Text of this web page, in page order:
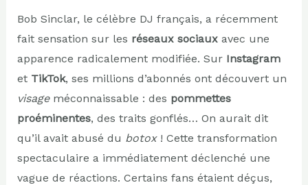
Bob Sinclar, le célèbre DJ français, a récemment
fait sensation sur les réseaux sociauxavec une
apparence radicalement modifiée. Sur Instagram
et TikTok, ses millions d’abonnés ont découvert un
visageméconnaissable : des pommettes
proéminentes, des traits gonflés… On aurait dit
qu’il avait abusé du botox! Cette transformation
spectaculaire a immédiatement déclenché une
vague de réactions. Certains fans étaient déçus,